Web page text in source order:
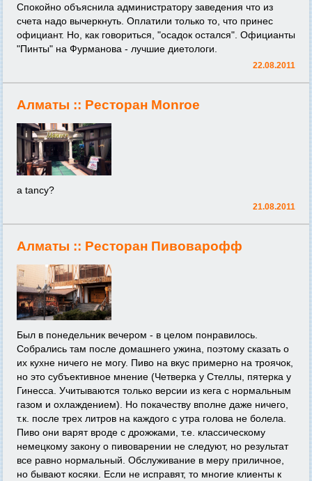
Спокойно объяснила администратору заведения что из
счета надо вычеркнуть. Оплатили только то, что принес
официант. Но, как говориться, "осадок остался". Официанты
"Пинты" на Фурманова - лучшие диетологи.
22.08.2011
Алматы :: Ресторан Monroe
a tancy?
21.08.2011
Алматы :: Ресторан Пивоварофф
Был в понедельник вечером - в целом понравилось.
Собрались там после домашнего ужина, поэтому сказать о
их кухне ничего не могу. Пиво на вкус примерно на троячок,
но это субъективное мнение (Четверка у Стеллы, пятерка у
Гинесса. Учитываются только версии из кега с нормальным
газом и охлаждением). Но покачеству вполне даже ничего,
т.к. после трех литров на каждого с утра голова не болела.
Пиво они варят вроде с дрожжами, т.е. классическому
немецкому закону о пивоварении не следуют, но результат
все равно нормальный. Обслуживание в меру приличное,
но бывают косяки. Если не исправят, то многие клиенты к